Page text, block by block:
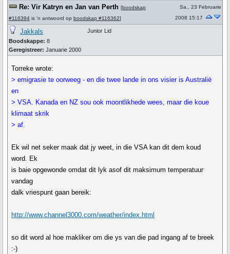
Re: Vir Katryn en Jan van Perth [boodskap
#116394 is 'n antwoord op boodskap #116362]
Sa., 23 Februarie
2008 15:17
Jakkals
Boodskappe: 8
Geregistreer: Januarie 2000
Junior Lid
Torreke wrote:
> emigrasie te oorweeg - en die twee lande in ons visier is Australië
en
> VSA. Kanada en NZ sou ook moontlikhede wees, maar die koue
klimaat skrik
> af.
Ek wil net seker maak dat jy weet, in die VSA kan dit dem koud
word. Ek
is baie opgewonde omdat dit lyk asof dit maksimum temperatuur
vandag
dalk vriespunt gaan bereik:
http://www.channel3000.com/weather/index.html
so dit word al hoe makliker om die ys van die pad ingang af te breek
:-)